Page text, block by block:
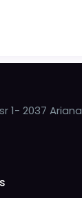
1- 2037 Ariana